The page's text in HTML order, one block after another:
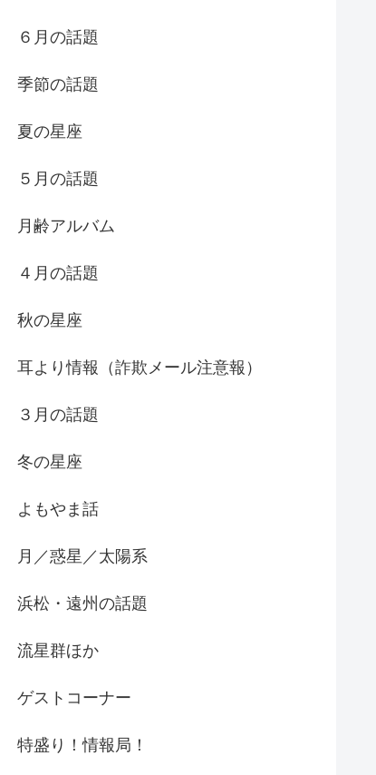
６月の話題
季節の話題
夏の星座
５月の話題
月齢アルバム
４月の話題
秋の星座
耳より情報（詐欺メール注意報）
３月の話題
冬の星座
よもやま話
月／惑星／太陽系
浜松・遠州の話題
流星群ほか
ゲストコーナー
特盛り！情報局！